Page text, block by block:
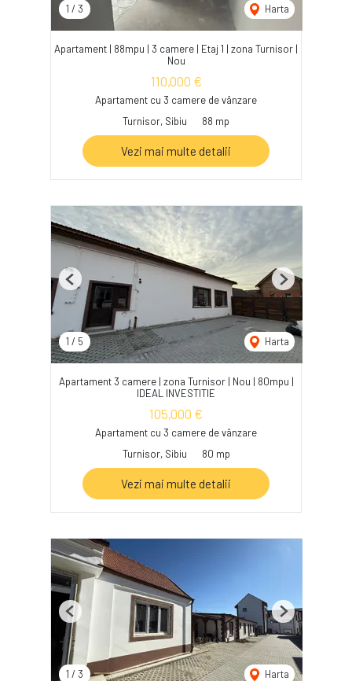
1 / 3 Harta
Apartament | 88mpu | 3 camere | Etaj 1 | zona Turnisor |
Nou
110,000 €
Apartament cu 3 camere de vânzare
Turnisor, Sibiu
88 mp
Vezi mai multe detalii
1 / 5 Harta
Previous Next
Apartament 3 camere | zona Turnisor | Nou | 80mpu |
IDEAL INVESTITIE
105,000 €
Apartament cu 3 camere de vânzare
Turnisor, Sibiu
80 mp
Vezi mai multe detalii
1 / 3 Harta
Previous Next